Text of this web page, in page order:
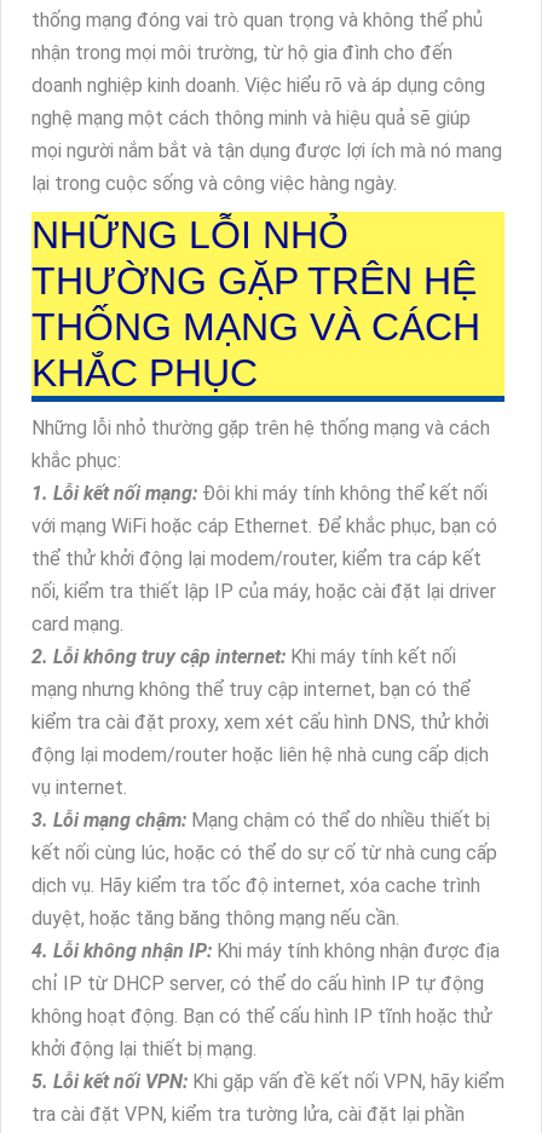
thống mạng đóng vai trò quan trọng và không thể phủ
nhận trong mọi môi trường, từ hộ gia đình cho đến
doanh nghiệp kinh doanh. Việc hiểu rõ và áp dụng công
nghệ mạng một cách thông minh và hiệu quả sẽ giúp
mọi người nắm bắt và tận dụng được lợi ích mà nó mang
lại trong cuộc sống và công việc hàng ngày.
NHỮNG LỖI NHỎ
THƯỜNG GẶP TRÊN HỆ
THỐNG MẠNG VÀ CÁCH
KHẮC PHỤC
Những lỗi nhỏ thường gặp trên hệ thống mạng và cách
khắc phục:
1. Lỗi kết nối mạng: Đôi khi máy tính không thể kết nối
với mạng WiFi hoặc cáp Ethernet. Để khắc phục, bạn có
thể thử khởi động lại modem/router, kiểm tra cáp kết
nối, kiểm tra thiết lập IP của máy, hoặc cài đặt lại driver
card mạng.
2. Lỗi không truy cập internet: Khi máy tính kết nối
mạng nhưng không thể truy cập internet, bạn có thể
kiểm tra cài đặt proxy, xem xét cấu hình DNS, thử khởi
động lại modem/router hoặc liên hệ nhà cung cấp dịch
vụ internet.
3. Lỗi mạng chậm: Mạng chậm có thể do nhiều thiết bị
kết nối cùng lúc, hoặc có thể do sự cố từ nhà cung cấp
dịch vụ. Hãy kiểm tra tốc độ internet, xóa cache trình
duyệt, hoặc tăng băng thông mạng nếu cần.
4. Lỗi không nhận IP: Khi máy tính không nhận được địa
chỉ IP từ DHCP server, có thể do cấu hình IP tự động
không hoạt động. Bạn có thể cấu hình IP tĩnh hoặc thử
khởi động lại thiết bị mạng.
5. Lỗi kết nối VPN: Khi gặp vấn đề kết nối VPN, hãy kiểm
tra cài đặt VPN, kiểm tra tường lửa, cài đặt lại phần